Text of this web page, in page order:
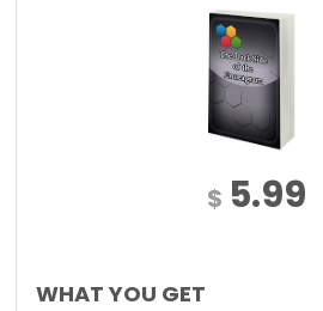
$ 5.99
WHAT YOU GET